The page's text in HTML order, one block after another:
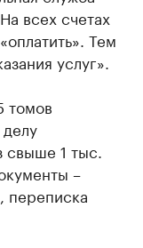
всех счетах
Тем
услуг».
томов
свыше 1 тыс.
–
переписка